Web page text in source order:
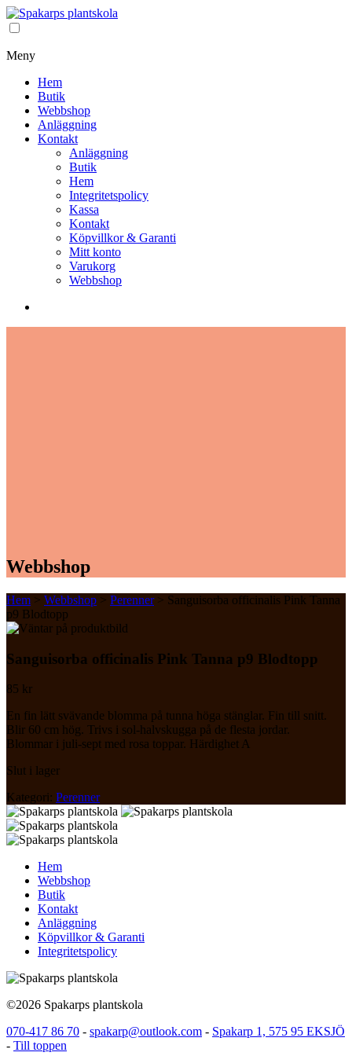
Meny
Hem
Butik
Webbshop
Anläggning
Kontakt
Anläggning
Butik
Hem
Integritetspolicy
Kassa
Kontakt
Köpvillkor & Garanti
Mitt konto
Varukorg
Webbshop
Webbshop
Hem > Webbshop > Perenner> Sanguisorba officinalis Pink Tanna
p9 Blodtopp
Sanguisorba officinalis Pink Tanna p9 Blodtopp
85 kr
En fin lätt svävande blomma på tunna höga stänglar. Fin till snitt.
Blir 60 cm hög. Trivs i sol-halvskugga på de flesta jordar.
Blommar i juli-sept med rosa toppar. Härdighet A
Slut i lager
Kategori: Perenner
Hem
Webbshop
Butik
Kontakt
Anläggning
Köpvillkor & Garanti
Integritetspolicy
©2026 Spakarps plantskola
070-417 86 70 - spakarp@outlook.com - Spakarp 1, 575 95 EKSJÖ
- Till toppen